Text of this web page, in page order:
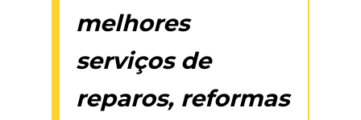
melhores
serviços de
reparos, reformas